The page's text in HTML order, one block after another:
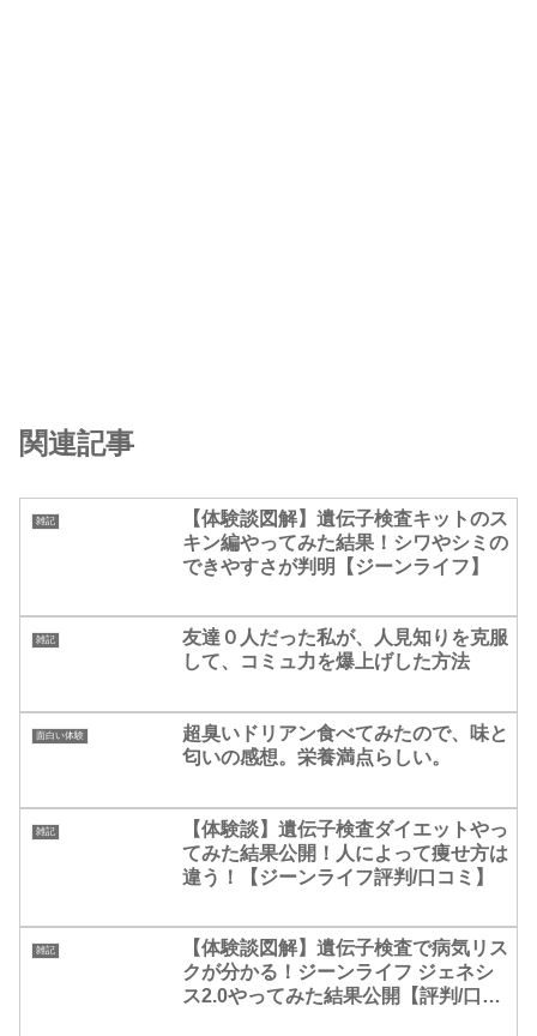
関連記事
雑記
【体験談図解】遺伝子検査キットのス
キン編やってみた結果！シワやシミの
できやすさが判明【ジーンライフ】
雑記
友達０人だった私が、人見知りを克服
して、コミュ力を爆上げした方法
面白い体験
超臭いドリアン食べてみたので、味と
匂いの感想。栄養満点らしい。
雑記
【体験談】遺伝子検査ダイエットやっ
てみた結果公開！人によって痩せ方は
違う！【ジーンライフ評判/口コミ】
雑記
【体験談図解】遺伝子検査で病気リス
クが分かる！ジーンライフ ジェネシ
ス2.0やってみた結果公開【評判/口コ